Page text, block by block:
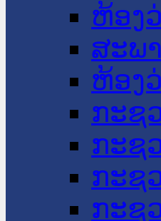
ຫ້ອງ
ສະພ
ຫ້ອງ
ກະຊ
ກະຊ
ກະຊ
ກະຊ